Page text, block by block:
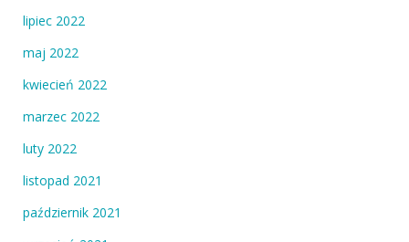
lipiec 2022
maj 2022
kwiecień 2022
marzec 2022
luty 2022
listopad 2021
październik 2021